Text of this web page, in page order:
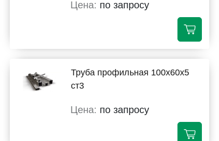
по запросу
Труба профильная 100х60х5
ст3
по запросу